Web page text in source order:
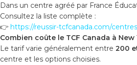
Dans un centre agréé par France
Consultez la liste complète :
👉 https://reussir-tcfcanada.com/
Combien coûte le TCF Canada à New
Le tarif varie généralement entre 200
centre et les options choisies.